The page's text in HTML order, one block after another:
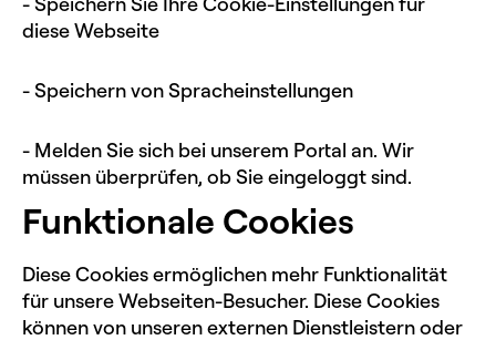
diese Webseite
- Speichern von Spracheinstellungen
- Melden Sie sich bei unserem Portal an. Wir
müssen überprüfen, ob Sie eingeloggt sind.
Funktionale Cookies
Diese Cookies ermöglichen mehr Funktionalität
für unsere Webseiten-Besucher. Diese Cookies
können von unseren externen Dienstleistern oder